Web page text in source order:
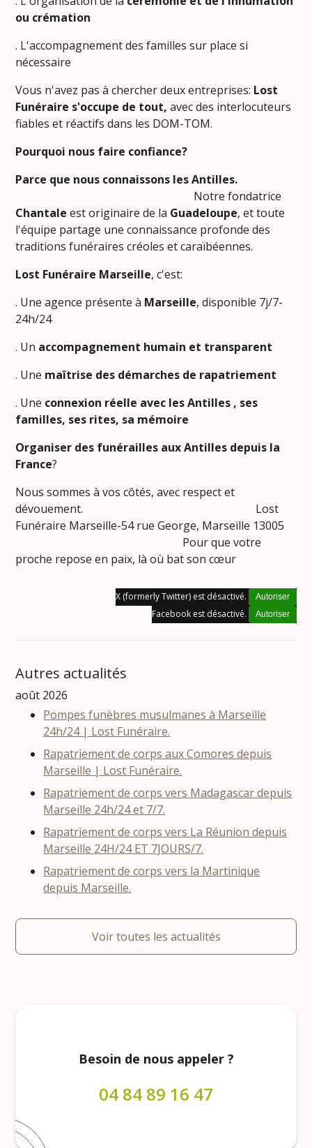
ou crémation
. L'accompagnement des familles sur place si
nécessaire
Vous n'avez pas à chercher deux entreprises: Lost
Funéraire s'occupe de tout, avec des interlocuteurs
fiables et réactifs dans les DOM-TOM.
Pourquoi nous faire confiance?
Parce que nous connaissons les Antilles.
Notre fondatrice
Chantale est originaire de la Guadeloupe, et toute
l'équipe partage une connaissance profonde des
traditions funéraires créoles et caraïbéennes.
Lost Funéraire Marseille, c'est:
. Une agence présente à Marseille, disponible 7j/7-
24h/24
. Un accompagnement humain et transparent
. Une maîtrise des démarches de rapatriement
. Une connexion réelle avec les Antilles , ses
familles, ses rites, sa mémoire
Organiser des funérailles aux Antilles depuis la
France?
Nous sommes à vos côtés, avec respect et
dévouement. Lost
Funéraire Marseille-54 rue George, Marseille 13005
Pour que votre
proche repose en paix, là où bat son cœur
X (formerly Twitter) est désactivé. Autoriser
Facebook est désactivé. Autoriser
Autres actualités
août 2026
Pompes funèbres musulmanes à Marseille
24h/24 | Lost Funéraire.
Rapatriement de corps aux Comores depuis
Marseille | Lost Funéraire.
Rapatriement de corps vers Madagascar depuis
Marseille 24h/24 et 7/7.
Rapatriement de corps vers La Réunion depuis
Marseille 24H/24 ET 7JOURS/7.
Rapatriement de corps vers la Martinique
depuis Marseille.
Voir toutes les actualités
Besoin de nous appeler ?
04 84 89 16 47